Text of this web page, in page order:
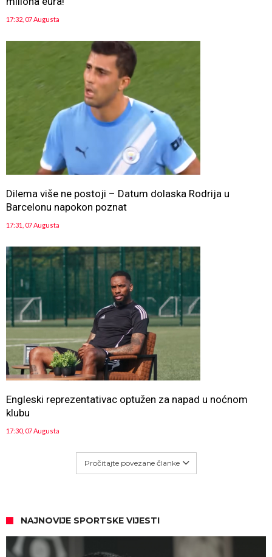
17:32, 07 Augusta
Dilema više ne postoji – Datum dolaska Rodrija u
Barcelonu napokon poznat
17:31, 07 Augusta
Engleski reprezentativac optužen za napad u noćnom
klubu
17:30, 07 Augusta
Pročitajte povezane članke
NAJNOVIJE SPORTSKE VIJESTI